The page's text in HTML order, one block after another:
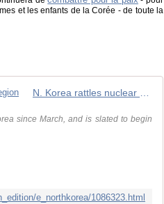
et les enfants de la Corée - de toute la
N. Korea rattles nuclear saber as US continues joint drills in region
since March, and is slated to begin
e_northkorea/1086323.html